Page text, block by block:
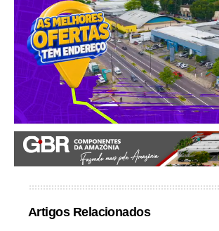
Artigos Relacionados